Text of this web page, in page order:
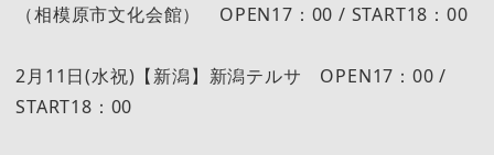
（相模原市文化会館） OPEN17：00 / START18：00
2月11日(水祝)【新潟】新潟テルサ OPEN17：00 /
START18：00